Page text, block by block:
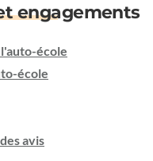
engagements
école
école
avis